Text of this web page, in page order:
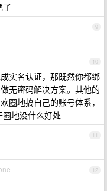
了
9
10
实名认证，那既然你都绑
无密码解决方案。其他的
圈地搞自己的账号体系，
地没什么好处
11
12